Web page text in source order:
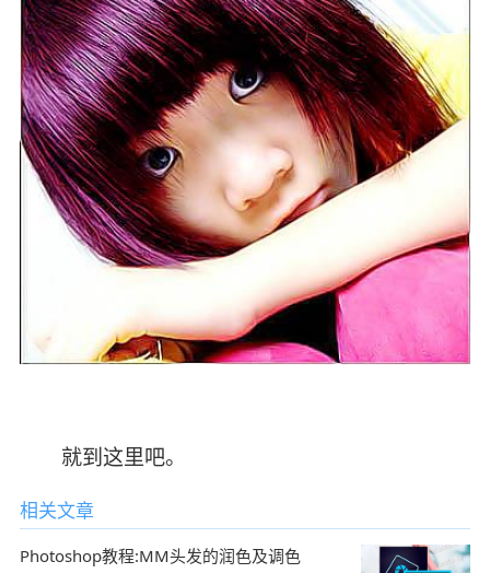
就到这里吧。
相关文章
Photoshop教程:MM头发的润色及调色